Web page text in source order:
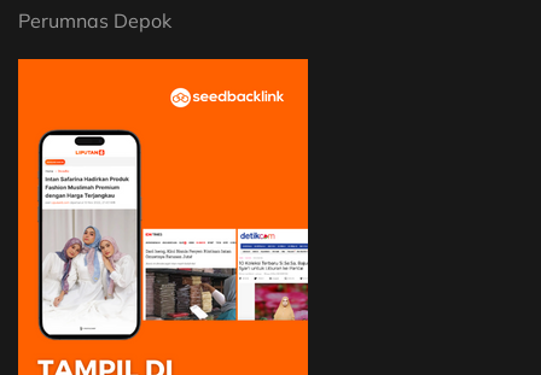
Perumnas Depok